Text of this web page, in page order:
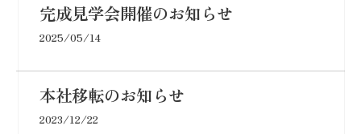
完成見学会開催のお知らせ
2025/05/14
本社移転のお知らせ
2023/12/22